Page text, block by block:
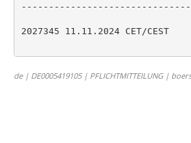
2027345 11.11.2024 CET/CEST
de | DE0005419105 | PFLICHTMITTEILUNG |